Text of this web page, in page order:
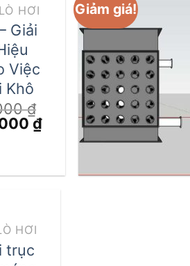
HƠI
Giải
Việc
Khô
₫
₫Giá
14,500,000 ₫.
Giảm giá!
HƠI
trục